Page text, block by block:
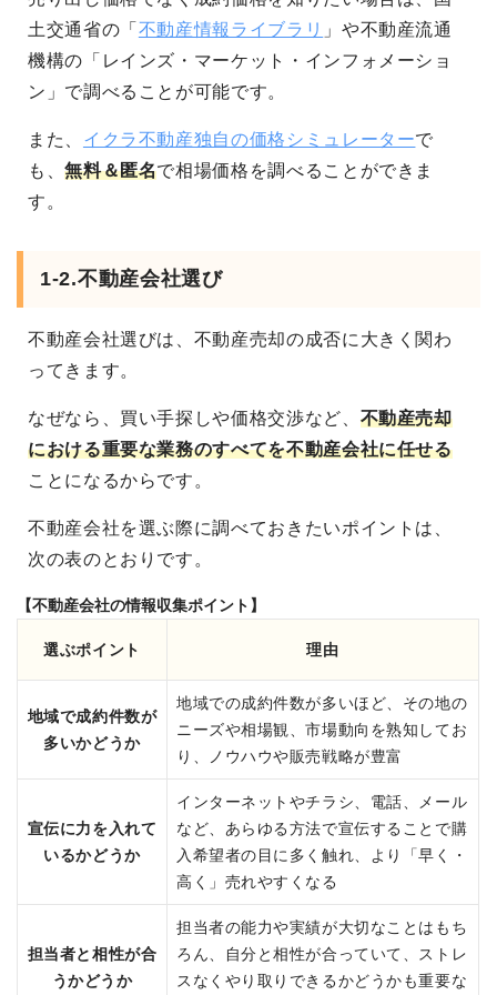
土交通省の「 不動産情報ライブラリ 」や不動産流通
機構の「レインズ・マーケット・インフォメーショ
ン」で調べることが可能です。
また、 イクラ不動産独自の価格シミュレーターで
も、無料＆匿名で相場価格を調べることができま
す。
1-2.不動産会社選び
不動産会社選びは、不動産売却の成否に大きく関わ
ってきます。
なぜなら、買い手探しや価格交渉など、 不動産売却
における重要な業務のすべてを不動産会社に任せる
ことになるからです。
不動産会社を選ぶ際に調べておきたいポイントは、
次の表のとおりです。
【不動産会社の情報収集ポイント】
選ぶポイント 理由
地域で成約件数が
多いかどうか
地域での成約件数が多いほど、その地の
ニーズや相場観、市場動向を熟知してお
り、ノウハウや販売戦略が豊富
宣伝に力を入れて
いるかどうか
インターネットやチラシ、電話、メール
など、あらゆる方法で宣伝することで購
入希望者の目に多く触れ、より「早く・
高く」売れやすくなる
担当者と相性が合
うかどうか
担当者の能力や実績が大切なことはもち
ろん、自分と相性が合っていて、ストレ
スなくやり取りできるかどうかも重要な